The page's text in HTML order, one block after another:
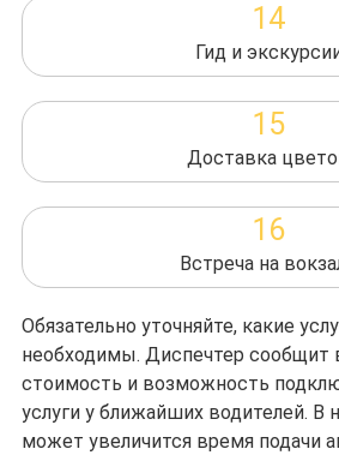
14
Гид и
15
Доставка
16
Встреча на
Обязательно уточняйте, какие
необходимы. Диспечтер сообщит
стоимость и возможность
услуги у ближайших водителей. В
может увеличится время подачи